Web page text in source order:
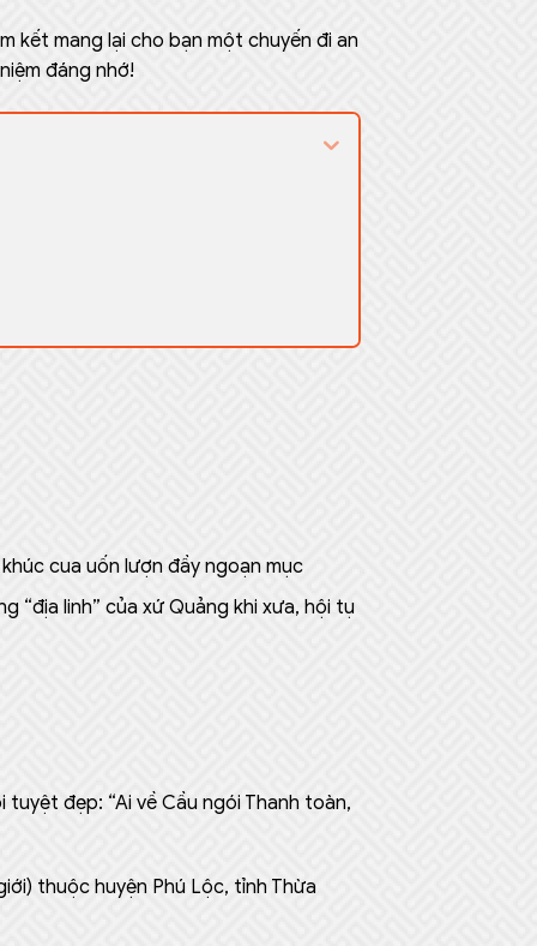
kết mang lại cho bạn một chuyến đi an
đáng nhớ!
cua uốn lượn đầy ngoạn mục
“địa linh” của xứ Quảng khi xưa, hội tụ
đẹp: “Ai về Cầu ngói Thanh toàn,
thuộc huyện Phú Lộc, tỉnh Thừa